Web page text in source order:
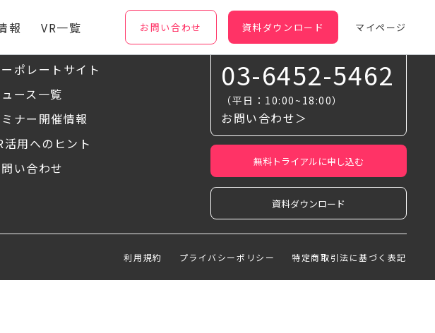
報 VR一覧 お問い合わせ 資料ダウンロード マイページ
について
ポレートサイト
ース一覧
ナー開催情報
活用へのヒント
い合わせ
お気軽に相談ください
03-6452-5462
（平日：10:00~18:00）
お問い合わせ＞
無料トライアルに申し込む
資料ダウンロード
特定商取引法に基づく表記
プライバシーポリシー
利用規約